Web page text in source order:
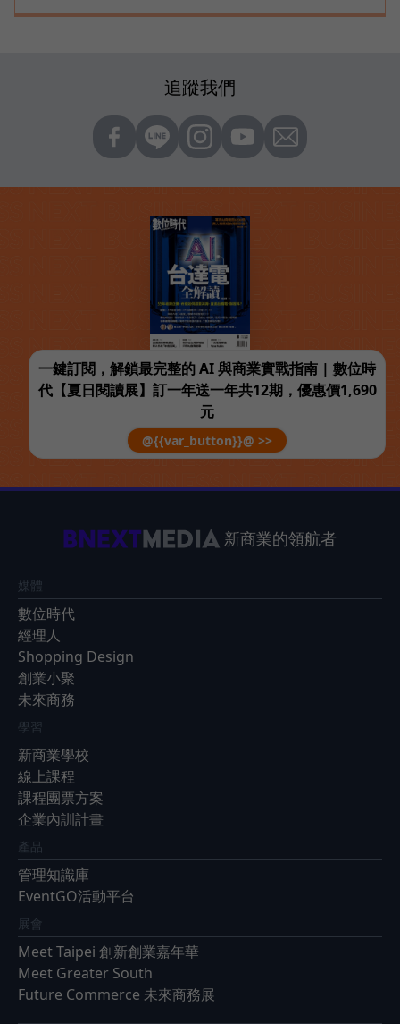
追蹤我們
一鍵訂閱，解鎖最完整的 AI 與商業實戰指南 | 數位時
代【夏日閱讀展】訂一年送一年共12期，優惠價1,690
元
@{{var_button}}@ >>
新商業的領航者
媒體
數位時代
經理人
Shopping Design
創業小聚
未來商務
學習
新商業學校
線上課程
課程團票方案
企業內訓計畫
產品
管理知識庫
EventGO活動平台
展會
Meet Taipei 創新創業嘉年華
Meet Greater South
Future Commerce 未來商務展